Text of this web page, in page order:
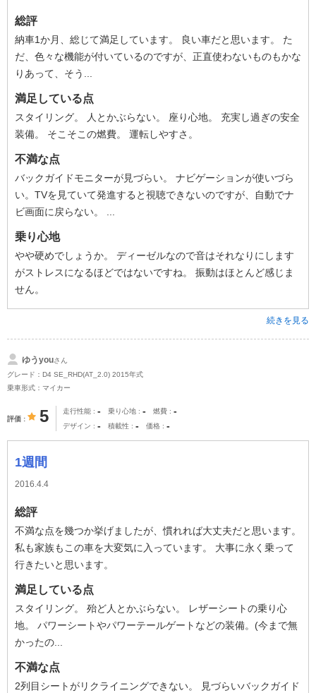
総評
納車1か月、総じて満足しています。 良い車だと思います。 た
だ、色々な機能が付いているのですが、正直使わないものもかな
りあって、そう...
満足している点
スタイリング。 人とかぶらない。 座り心地。 充実し過ぎの安全
装備。 そこそこの燃費。 運転しやすさ。
不満な点
バックガイドモニターが見づらい。 ナビゲーションが使いづら
い。TVを見ていて発進すると視聴できないのですが、自動でナ
ビ画面に戻らない。 ...
乗り心地
やや硬めでしょうか。 ディーゼルなので音はそれなりにします
がストレスになるほどではないですね。 振動はほとんど感じま
せん。
続きを見る
ゆうyouさん
グレード：D4 SE_RHD(AT_2.0) 2015年式
乗車形式：マイカー
評価 5 走行性能 - 乗り心地 - 燃費 -
デザイン - 積載性 - 価格 -
1週間
2016.4.4
総評
不満な点を幾つか挙げましたが、慣れれば大丈夫だと思います。
私も家族もこの車を大変気に入っています。 大事に永く乗って
行きたいと思います。
満足している点
スタイリング。 殆ど人とかぶらない。 レザーシートの乗り心
地。 パワーシートやパワーテールゲートなどの装備。(今まで無
かったの...
不満な点
2列目シートがリクライニングできない。 見づらいバックガイド